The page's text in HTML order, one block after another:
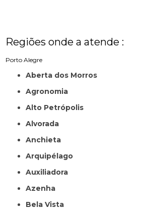
Regiões onde a atende :
Porto Alegre
Aberta dos Morros
Agronomia
Alto Petrópolis
Alvorada
Anchieta
Arquipélago
Auxiliadora
Azenha
Bela Vista